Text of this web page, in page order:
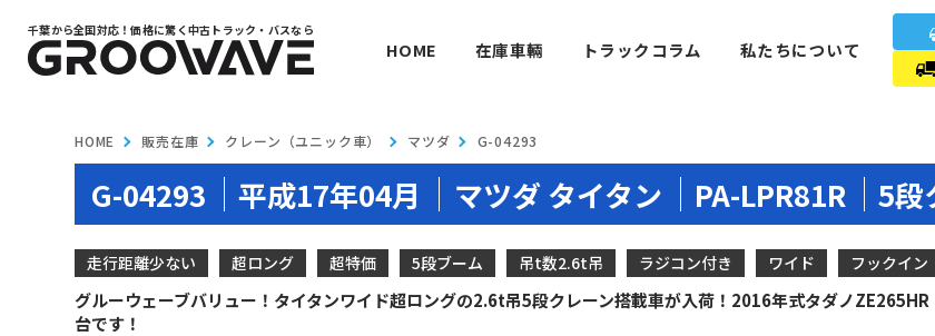
千葉から全国対応！価格に驚く中古トラック・バスなら
HOME 在庫車輛 トラックコラム 私たちについて
HOME 販売在庫 クレーン（ユニック車） マツダ G-04293
G-04293 平成17年04月 マツダ タイタン PA-LPR81R 5段
走行距離少ない 超ロング 超特価 5段ブーム 吊t数2.6t吊 ラジコン付き ワイド フックイン
グルーウェーブバリュー！タイタンワイド超ロングの2.6t吊5段クレーン搭載車が入荷！2016年式タダノ
台です！